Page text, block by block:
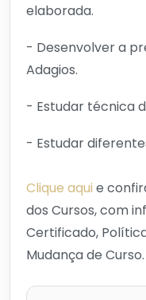
elaborada.
- Desenvolver a
Adagios.
- Estudar técnica
- Estudar
Clique aqui e
dos Cursos, com
Certificado,
Mudança de Curso.